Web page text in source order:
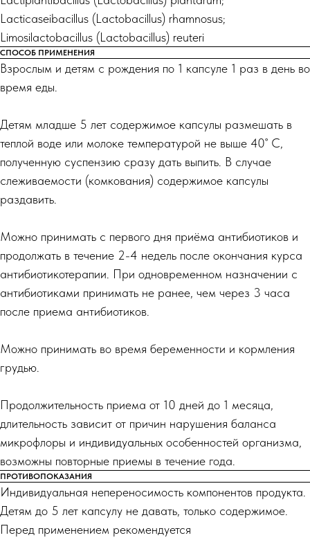
Lacticaseibacillus (Lactobacillus) rhamnosus;
Limosilactobacillus (Lactobacillus) reuteri
СПОСОБ ПРИМЕНЕНИЯ
Взрослым и детям с рождения по 1 капсуле 1 раз в день во
время еды.
Детям младше 5 лет содержимое капсулы размешать в
теплой воде или молоке температурой не выше 40˚ С,
полученную суспензию сразу дать выпить. В случае
слеживаемости (комкования) содержимое капсулы
раздавить.
Можно принимать с первого дня приёма антибиотиков и
продолжать в течение 2-4 недель после окончания курса
антибиотикотерапии. При одновременном назначении с
антибиотиками принимать не ранее, чем через 3 часа
после приема антибиотиков.
Можно принимать во время беременности и кормления
грудью.
Продолжительность приема от 10 дней до 1 месяца,
длительность зависит от причин нарушения баланса
микрофлоры и индивидуальных особенностей организма,
возможны повторные приемы в течение года.
ПРОТИВОПОКАЗАНИЯ
Индивидуальная непереносимость компонентов продукта.
Детям до 5 лет капсулу не давать, только содержимое.
Перед применением рекомендуется